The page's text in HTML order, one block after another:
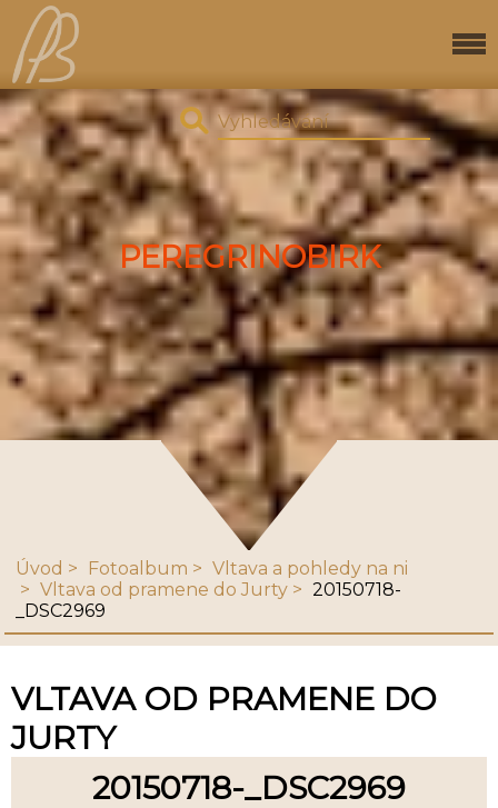
PEREGRINOBIRK
Úvod Fotoalbum
Vltava a pohledy na ni
Vltava od pramene do Jurty
20150718-
_DSC2969
VLTAVA OD PRAMENE DO
JURTY
20150718-_DSC2969